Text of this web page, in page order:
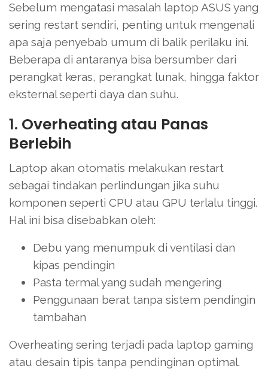
Sebelum mengatasi masalah laptop ASUS yang
sering restart sendiri, penting untuk mengenali
apa saja penyebab umum di balik perilaku ini.
Beberapa di antaranya bisa bersumber dari
perangkat keras, perangkat lunak, hingga faktor
eksternal seperti daya dan suhu.
1. Overheating atau Panas
Berlebih
Laptop akan otomatis melakukan restart
sebagai tindakan perlindungan jika suhu
komponen seperti CPU atau GPU terlalu tinggi.
Hal ini bisa disebabkan oleh:
Debu yang menumpuk di ventilasi dan
kipas pendingin
Pasta termal yang sudah mengering
Penggunaan berat tanpa sistem pendingin
tambahan
Overheating sering terjadi pada laptop gaming
atau desain tipis tanpa pendinginan optimal.